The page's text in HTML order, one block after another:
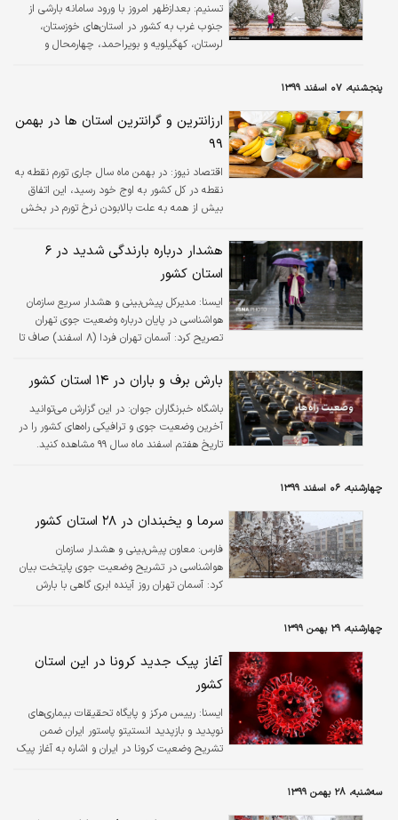
تسنیم: بعدازظهر امروز با ورود سامانه بارشی از
جنوب غرب به کشور در استان‌های خوزستان،
لرستان، کهگیلویه و بویراحمد، چهارمحال و
پنجشنبه، ۰۷ اسفند ۱۳۹۹
ارزانترین و گرانترین استان ها در بهمن
۹۹
اقتصاد نیوز: در بهمن ماه سال جاری تورم نقطه به
نقطه در کل کشور به اوج خود رسید، این اتفاق
بیش از همه به علت بالابودن نرخ تورم در بخش
هشدار درباره بارندگی شدید در ۶
استان کشور
ايسنا: مدیرکل پیش‌بینی و هشدار سریع سازمان
هواشناسی در پایان درباره وضعیت جوی تهران
تصریح کرد: آسمان تهران فردا (۸ اسفند) صاف تا
حداکثر دمای هشت درجه سانتیگراد است.
بارش برف و باران در ۱۴ استان کشور
باشگاه خبرنگاران جوان: در این گزارش می‌توانید
آخرین وضعیت جوی و ترافیکی راه‌های کشور را در
تاریخ هفتم اسفند ماه سال ۹۹ مشاهده کنید.
چهارشنبه، ۰۶ اسفند ۱۳۹۹
سرما و یخبندان در ۲۸ استان کشور
فارس: معاون پیش‌بینی و هشدار سازمان
هواشناسی در تشریح وضعیت جوی پایتخت بیان
کرد: آسمان تهران روز آینده ابری گاهی با بارش
چهارشنبه، ۲۹ بهمن ۱۳۹۹
آغاز پیک جدید کرونا در این استان
کشور
ايسنا: رییس مرکز و پایگاه تحقیقات بیماری‌های
نوپدید و بازپدید انستیتو پاستور ایران ضمن
تشریح وضعیت کرونا در ایران و اشاره به آغاز پیک
سه‌شنبه، ۲۸ بهمن ۱۳۹۹